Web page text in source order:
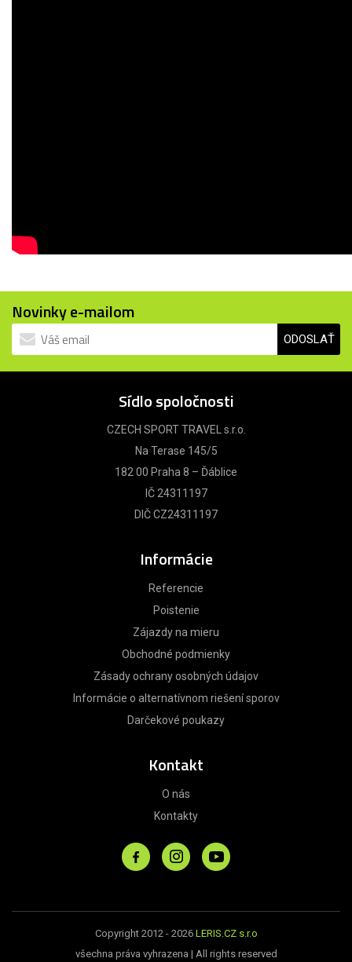
Novinky e-mailom
ODOSLAŤ
Sídlo spoločnosti
CZECH SPORT TRAVEL s.r.o.
Na Terase 145/5
182 00 Praha 8 – Ďáblice
IČ 24311197
DIČ CZ24311197
Informácie
Referencie
Poistenie
Zájazdy na mieru
Obchodné podmienky
Zásady ochrany osobných údajov
Informácie o alternatívnom riešení sporov
Darčekové poukazy
Kontakt
O nás
Kontakty
Copyright 2012 - 2026 LERIS.CZ s.r.o
všechna práva vyhrazena | All rights reserved